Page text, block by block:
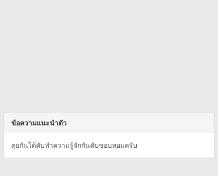
ข้อความแนะนำตัว
คุยกันได้คับทำความรู้จักกันคับชอบทอมครับ